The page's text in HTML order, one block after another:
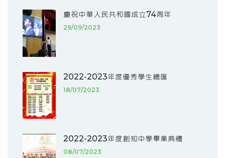
慶祝中華人民共和國成立74周年
29/09/2023
2022-2023年度優秀學生總匯
18/07/2023
2022-2023年度創知中學畢業典禮
08/07/2023